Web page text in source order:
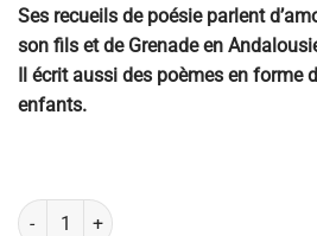
Ses recueils de poésie parlent
son fils et de Grenade en
Il écrit aussi des poèmes en forme
enfants.
quantité de La Pierre du seuil -